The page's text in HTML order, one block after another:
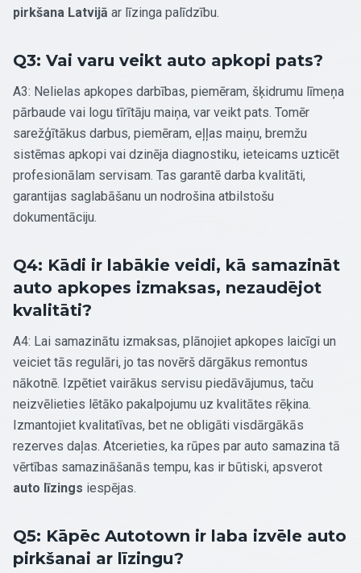
pirkšana Latvijā ar līzinga palīdzību.
Q3: Vai varu veikt auto apkopi pats?
A3: Nelielas apkopes darbības, piemēram, šķidrumu līmeņa
pārbaude vai logu tīrītāju maiņa, var veikt pats. Tomēr
sarežģītākus darbus, piemēram, eļļas maiņu, bremžu
sistēmas apkopi vai dzinēja diagnostiku, ieteicams uzticēt
profesionālam servisam. Tas garantē darba kvalitāti,
garantijas saglabāšanu un nodrošina atbilstošu
dokumentāciju.
Q4: Kādi ir labākie veidi, kā samazināt
auto apkopes izmaksas, nezaudējot
kvalitāti?
A4: Lai samazinātu izmaksas, plānojiet apkopes laicīgi un
veiciet tās regulāri, jo tas novērš dārgākus remontus
nākotnē. Izpētiet vairākus servisu piedāvājumus, taču
neizvēlieties lētāko pakalpojumu uz kvalitātes rēķina.
Izmantojiet kvalitatīvas, bet ne obligāti visdārgākās
rezerves daļas. Atcerieties, ka rūpes par auto samazina tā
vērtības samazināšanās tempu, kas ir būtiski, apsverot
auto līzings iespējas.
Q5: Kāpēc Autotown ir laba izvēle auto
pirkšanai ar līzingu?